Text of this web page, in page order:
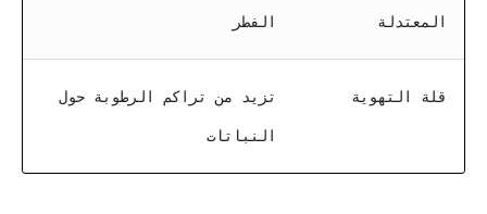
المعتدلة الفطر
قلة التهوية تزيد من تراكم الرطوبة حول
النباتات